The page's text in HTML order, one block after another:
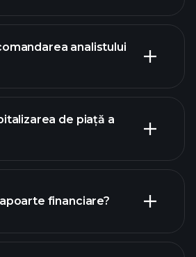
analistului
de piață a
noastră de acțiuni
financiare?
finanțele XCH